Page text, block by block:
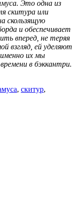
Это одна из
скитура или
скользящую
и обеспечивает
вперед, не теряя
взгляд, ей уделяют
их мы
в бэккантри.
, скитур,